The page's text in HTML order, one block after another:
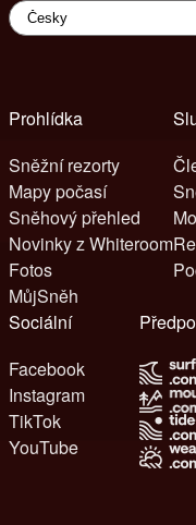
Prohlídka
Sněžní rezorty
Mapy počasí
Sněhový přehled
Novinky z Whiteroom
Fotos
MůjSněh
Sociální
Facebook
Instagram
TikTok
YouTube